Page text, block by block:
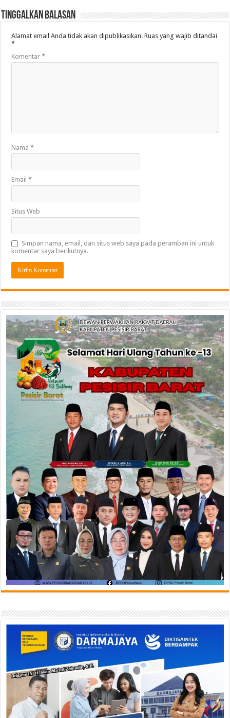
Tinggalkan Balasan
Alamat email Anda tidak akan dipublikasikan. Ruas yang wajib ditandai
*
Komentar*
Nama*
Email*
Situs Web
Simpan nama, email, dan situs web saya pada peramban ini untuk
komentar saya berikutnya.